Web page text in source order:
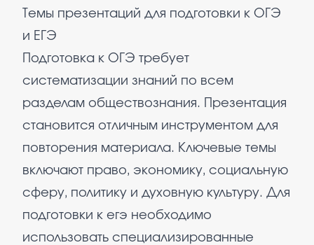
Темы презентаций для подготовки к ОГЭ
и ЕГЭ
Подготовка к ОГЭ требует
систематизации знаний по всем
разделам обществознания. Презентация
становится отличным инструментом для
повторения материала. Ключевые темы
включают право, экономику, социальную
сферу, политику и духовную культуру. Для
подготовки к егэ необходимо
использовать специализированные